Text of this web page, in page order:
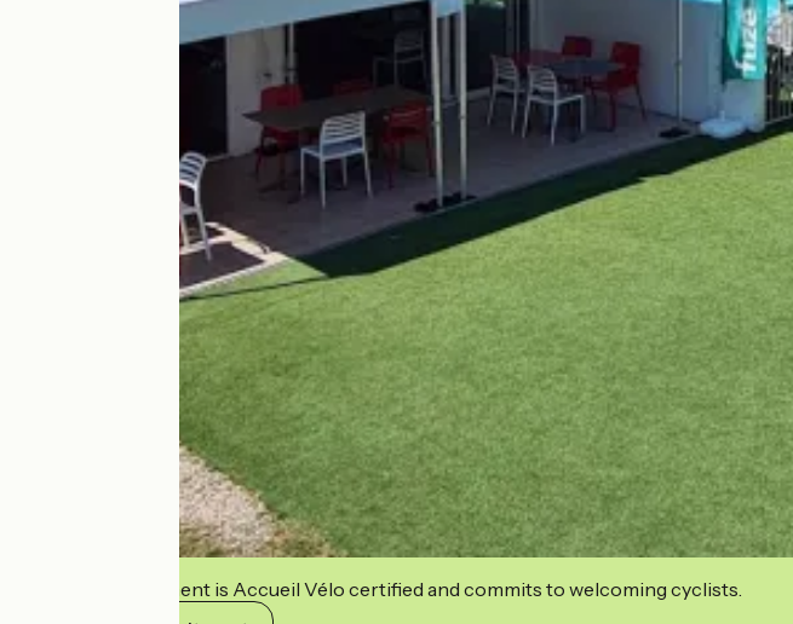
This establishment is Accueil Vélo certified and commits to welcoming cyclists.